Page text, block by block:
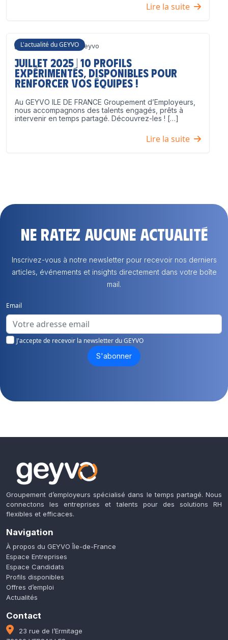
Lire la suite
L'actualité du GEYVO
3 juillet 2025 Geyvo
Juillet 2025 | 10 profils
expérimentés, disponibles pour
renforcer vos équipes !
Au GEYVO ILE DE FRANCE Groupement d’Employeurs,
nous accompagnons des talents engagés, prêts à
intervenir en temps partagé. Découvrez-les ! […]
Lire la suite
Ne ratez aucune actualité
Inscrivez-vous à notre newsletter pour recevoir nos derniers
articles, événements et insights directement dans votre boîte
mail.
Email
J'accepte de recevoir la newsletter du GEYVO
S'abonner
Groupement d’employeurs spécialisé dans le temps partagé. Nous
connectons les entreprises et talents pour des solutions RH
flexibles et efficaces.
Navigation
À propos du GEYVO Île-de-France
Espace Entreprises
Espace Candidats
Profils disponibles
Offres d’emploi
Actualités
Contact
23 rue de l’Ermitage